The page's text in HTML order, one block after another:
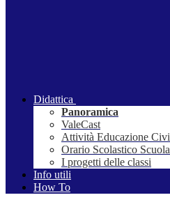
Didattica
Panoramica
ValeCast
Attività Educazione
Orario Scolastico
I progetti delle classi
Info utili
How To